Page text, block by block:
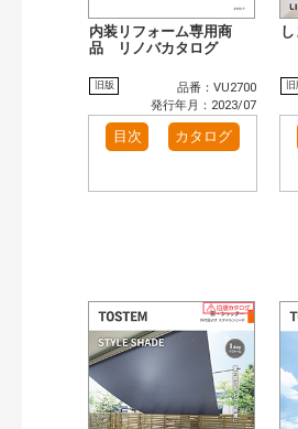
内装リフォーム専用商
品 リノバカタログ
旧版
品番：VU2700
発行年月：2023/07
目次 カタログ